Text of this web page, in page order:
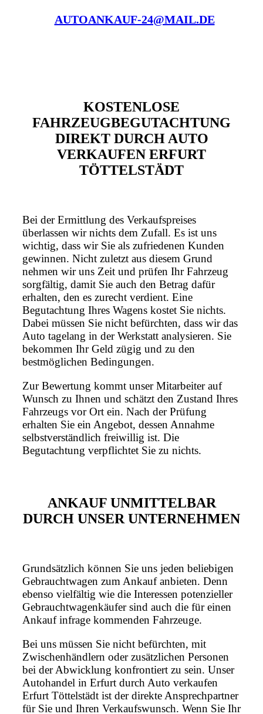
AUTOANKAUF-24@MAIL.DE
KOSTENLOSE
FAHRZEUGBEGUTACHTUNG
DIREKT DURCH AUTO
VERKAUFEN ERFURT
TÖTTELSTÄDT
Bei der Ermittlung des Verkaufspreises
überlassen wir nichts dem Zufall. Es ist uns
wichtig, dass wir Sie als zufriedenen Kunden
gewinnen. Nicht zuletzt aus diesem Grund
nehmen wir uns Zeit und prüfen Ihr Fahrzeug
sorgfältig, damit Sie auch den Betrag dafür
erhalten, den es zurecht verdient. Eine
Begutachtung Ihres Wagens kostet Sie nichts.
Dabei müssen Sie nicht befürchten, dass wir das
Auto tagelang in der Werkstatt analysieren. Sie
bekommen Ihr Geld zügig und zu den
bestmöglichen Bedingungen.
Zur Bewertung kommt unser Mitarbeiter auf
Wunsch zu Ihnen und schätzt den Zustand Ihres
Fahrzeugs vor Ort ein. Nach der Prüfung
erhalten Sie ein Angebot, dessen Annahme
selbstverständlich freiwillig ist. Die
Begutachtung verpflichtet Sie zu nichts.
ANKAUF UNMITTELBAR
DURCH UNSER UNTERNEHMEN
Grundsätzlich können Sie uns jeden beliebigen
Gebrauchtwagen zum Ankauf anbieten. Denn
ebenso vielfältig wie die Interessen potenzieller
Gebrauchtwagenkäufer sind auch die für einen
Ankauf infrage kommenden Fahrzeuge.
Bei uns müssen Sie nicht befürchten, mit
Zwischenhändlern oder zusätzlichen Personen
bei der Abwicklung konfrontiert zu sein. Unser
Autohandel in Erfurt durch Auto verkaufen
Erfurt Töttelstädt ist der direkte Ansprechpartner
für Sie und Ihren Verkaufswunsch. Wenn Sie Ihr